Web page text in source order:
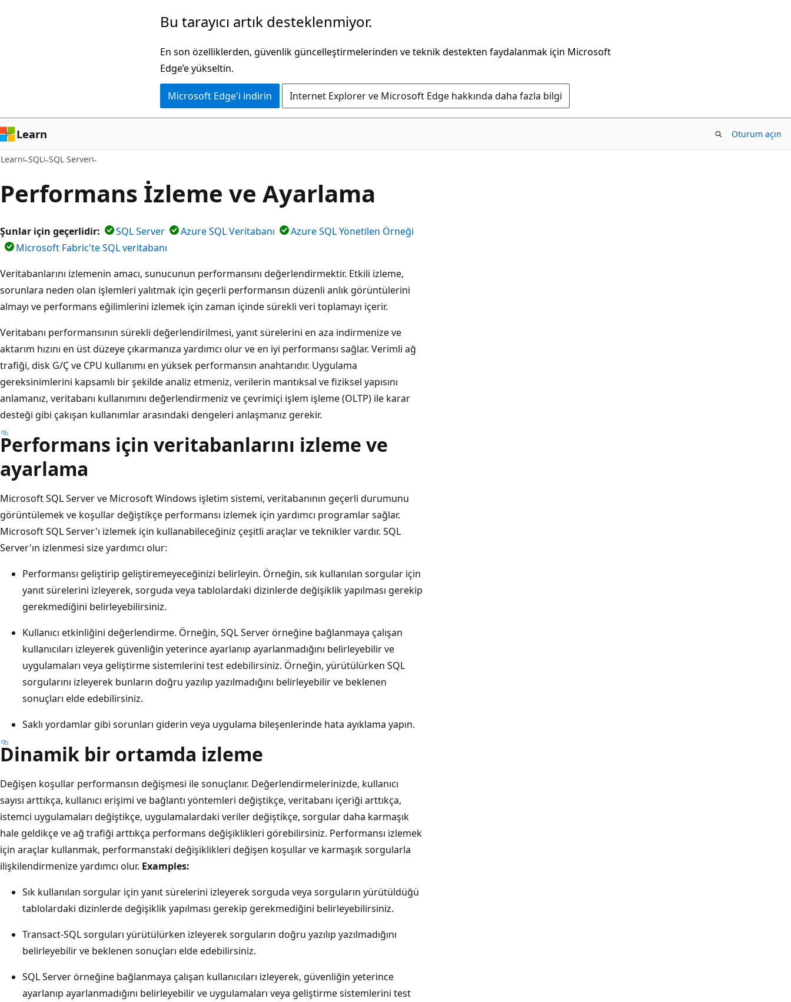
Bu tarayıcı artık desteklenmiyor.
En son özelliklerden, güvenlik güncelleştirmelerinden ve teknik destekten faydalanmak için Microsoft
Edge’e yükseltin.
Microsoft Edge'i indirin Internet Explorer ve Microsoft Edge hakkında daha fazla bilgi
Learn Oturum açın
Learn SQL SQL Server
Performans İzleme ve Ayarlama
Şunlar için geçerlidir: SQL Server Azure SQL Veritabanı
Azure SQL Yönetilen Örneği
Microsoft Fabric'te SQL veritabanı
Veritabanlarını izlemenin amacı, sunucunun performansını değerlendirmektir. Etkili izleme,
sorunlara neden olan işlemleri yalıtmak için geçerli performansın düzenli anlık görüntülerini
almayı ve performans eğilimlerini izlemek için zaman içinde sürekli veri toplamayı içerir.
Veritabanı performansının sürekli değerlendirilmesi, yanıt sürelerini en aza indirmenize ve
aktarım hızını en üst düzeye çıkarmanıza yardımcı olur ve en iyi performansı sağlar. Verimli ağ
trafiği, disk G/Ç ve CPU kullanımı en yüksek performansın anahtarıdır. Uygulama
gereksinimlerini kapsamlı bir şekilde analiz etmeniz, verilerin mantıksal ve fiziksel yapısını
anlamanız, veritabanı kullanımını değerlendirmeniz ve çevrimiçi işlem işleme (OLTP) ile karar
desteği gibi çakışan kullanımlar arasındaki dengeleri anlaşmanız gerekir.
Performans için veritabanlarını izleme ve
ayarlama
Microsoft SQL Server ve Microsoft Windows işletim sistemi, veritabanının geçerli durumunu
görüntülemek ve koşullar değiştikçe performansı izlemek için yardımcı programlar sağlar.
Microsoft SQL Server'ı izlemek için kullanabileceğiniz çeşitli araçlar ve teknikler vardır. SQL
Server'ın izlenmesi size yardımcı olur:
Performansı geliştirip geliştiremeyeceğinizi belirleyin. Örneğin, sık kullanılan sorgular için
yanıt sürelerini izleyerek, sorguda veya tablolardaki dizinlerde değişiklik yapılması gerekip
gerekmediğini belirleyebilirsiniz.
Kullanıcı etkinliğini değerlendirme. Örneğin, SQL Server örneğine bağlanmaya çalışan
kullanıcıları izleyerek güvenliğin yeterince ayarlanıp ayarlanmadığını belirleyebilir ve
uygulamaları veya geliştirme sistemlerini test edebilirsiniz. Örneğin, yürütülürken SQL
sorgularını izleyerek bunların doğru yazılıp yazılmadığını belirleyebilir ve beklenen
sonuçları elde edebilirsiniz.
Saklı yordamlar gibi sorunları giderin veya uygulama bileşenlerinde hata ayıklama yapın.
Dinamik bir ortamda izleme
Değişen koşullar performansın değişmesi ile sonuçlanır. Değerlendirmelerinizde, kullanıcı
sayısı arttıkça, kullanıcı erişimi ve bağlantı yöntemleri değiştikçe, veritabanı içeriği arttıkça,
istemci uygulamaları değiştikçe, uygulamalardaki veriler değiştikçe, sorgular daha karmaşık
hale geldikçe ve ağ trafiği arttıkça performans değişiklikleri görebilirsiniz. Performansı izlemek
için araçlar kullanmak, performanstaki değişiklikleri değişen koşullar ve karmaşık sorgularla
ilişkilendirmenize yardımcı olur. Examples:
Sık kullanılan sorgular için yanıt sürelerini izleyerek sorguda veya sorguların yürütüldüğü
tablolardaki dizinlerde değişiklik yapılması gerekip gerekmediğini belirleyebilirsiniz.
Transact-SQL sorguları yürütülürken izleyerek sorguların doğru yazılıp yazılmadığını
belirleyebilir ve beklenen sonuçları elde edebilirsiniz.
SQL Server örneğine bağlanmaya çalışan kullanıcıları izleyerek, güvenliğin yeterince
ayarlanıp ayarlanmadığını belirleyebilir ve uygulamaları veya geliştirme sistemlerini test